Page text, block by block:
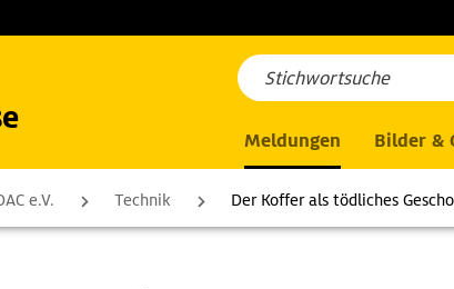
Meldungen Bilder &
e.V. Technik Der Koffer als tödliches